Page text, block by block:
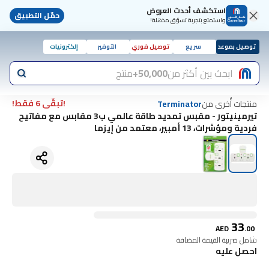
استكشف أحدث العروض
واستمتع بتجربة تسوّق مذهلة! حمّل التطبيق
توصيل بموعد سريع توصيل فوري التوفير إلكترونيات
ابحث بين أكثر من50,000+ منتج
منتجات أُخرى منTerminator
!تبقّى 6 فقط!
تيرمينيتور - مقبس تمديد طاقة عالمي ب3 مقابس مع مفاتيح
فردية ومؤشرات، 13 أمبير، معتمد من إيزما
AED 33.00
شامل ضريبة القيمة المضافة
احصل عليه